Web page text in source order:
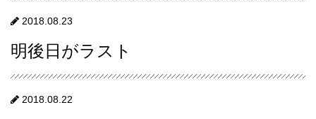
2018.08.23
明後日がラスト
2018.08.22